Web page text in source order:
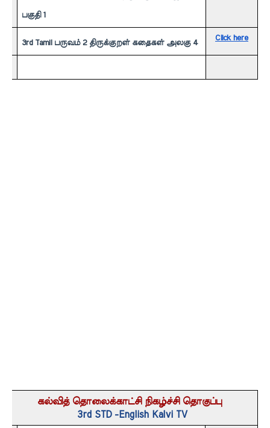
பகுதி 1
3rd Tamil பருவம் 2 திருக்குறள் கதைகள் அலகு 4
Click here
கல்வித் தொலைக்காட்சி நிகழ்ச்சி தொகுப்பு
3rd STD -English Kalvi TV